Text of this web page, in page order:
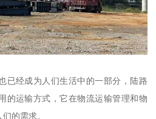
已经成为人们生活中的一部分，陆路
的运输方式，它在物流运输管理和物
的需求。